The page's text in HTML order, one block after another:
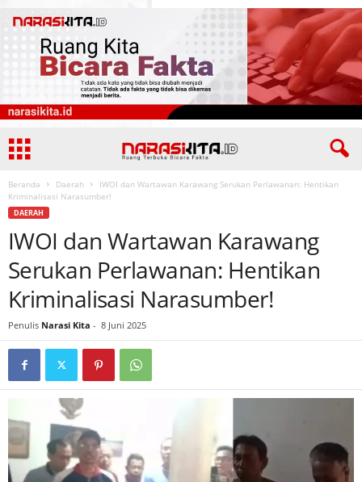
Beranda Daerah
IWOI dan Wartawan Karawang Serukan Perlawanan: Hentikan
Kriminalisasi Narasumber!
DAERAH
IWOI dan Wartawan Karawang
Serukan Perlawanan: Hentikan
Kriminalisasi Narasumber!
Penulis Narasi Kita - 8 Juni 2025